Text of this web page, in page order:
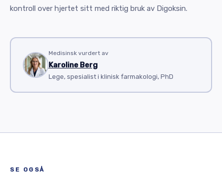
kontroll over hjertet sitt med riktig bruk av Digoksin.
Medisinsk vurdert av
Karoline Berg
Lege, spesialist i klinisk farmakologi, PhD
SE OGSÅ